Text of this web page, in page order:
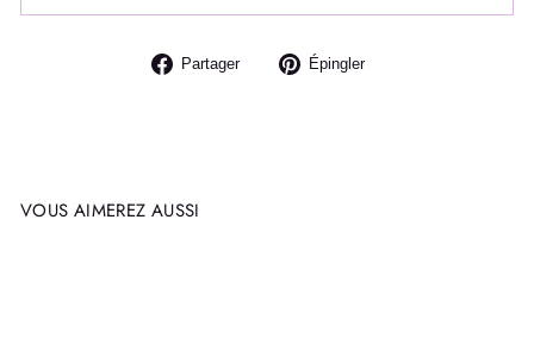
Partager
PartagerÉpingler
VOUS AIMEREZ AUSSI